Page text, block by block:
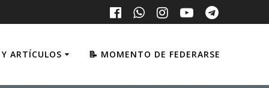
ARTÍCULOS 📝 MOMENTO DE FEDERARSE